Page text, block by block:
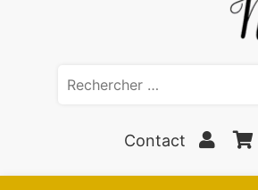
Contact